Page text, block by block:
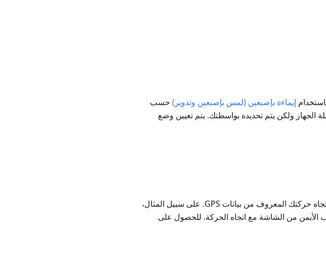
إيماءة بإصبعين (لمس بإصبعين وتدوير) حسب
الجهاز ولكن يتم تحديده بواسطتك. يتم تعيين وضع
. في هذا الوضع، يتم توجيه الخريطة وفقًا لاتجاه حركتك المعروف من بيانات GPS. على سبيل المثال،
الأيمن من الشاشة مع اتجاه الحركة. للحصول على